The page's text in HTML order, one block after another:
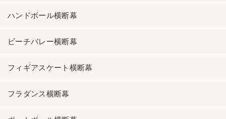
ハンドボール横断幕
ビーチバレー横断幕
フィギアスケート横断幕
フラダンス横断幕